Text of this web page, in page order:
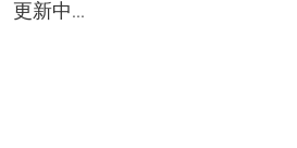
更新中...